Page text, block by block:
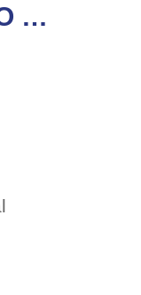
…